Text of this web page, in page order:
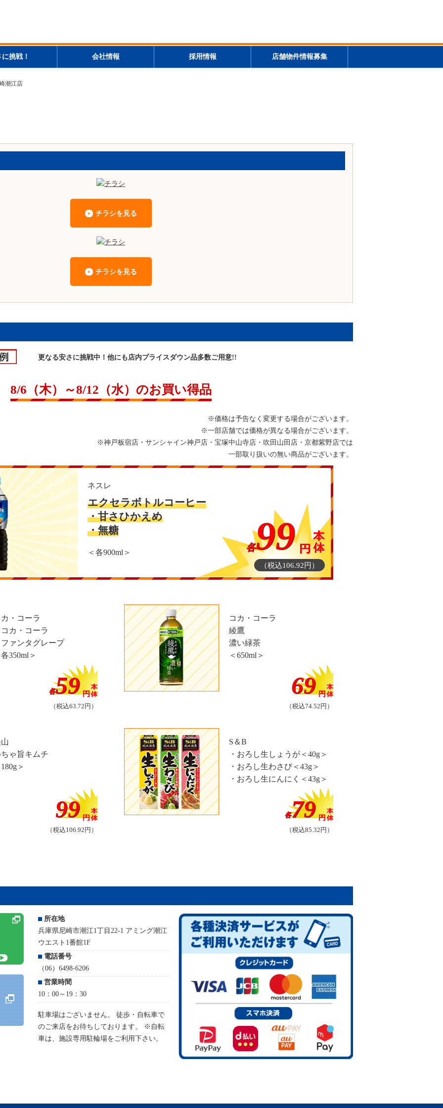
挑戦！ 会社情報 採用情報 店舗物件情報募集
潮江店
チラシを見る
チラシを見る
更なる安さに挑戦中！他にも店内プライスダウン品多数ご用意!!
8/6（木）～8/12（水）のお買い得品
※価格は予告なく変更する場合がございます。
※一部店舗では価格が異なる場合がございます。
※神戸板宿店・サンシャイン神戸店・宝塚中山寺店・吹田山田店・京都紫野店では
一部取り扱いの無い商品がございます。
ネスレ
エクセラボトルコーヒー
・甘さひかえめ
・無糖
＜各900ml＞
各99
（税込106.92円）
・コーラ
カ・コーラ
ァンタグレープ
350ml＞
各59
（税込63.72円）
コカ・コーラ
綾鷹
濃い緑茶
＜650ml＞
69
（税込74.52円）
ゃ旨キムチ
＞
99
（税込106.92円）
S＆B
・おろし生しょうが＜40g＞
・おろし生わさび＜43g＞
・おろし生にんにく＜43g＞
各79
（税込85.32円）
所在地
兵庫県尼崎市潮江1丁目22-1 アミング潮江
ウエスト1番館1F
電話番号
（06）6498-6206
営業時間
10：00～19：30
駐車場はございません。 徒歩・自転車で
のご来店をお待ちしております。 ※自転
車は、施設専用駐輪場をご利用下さい。